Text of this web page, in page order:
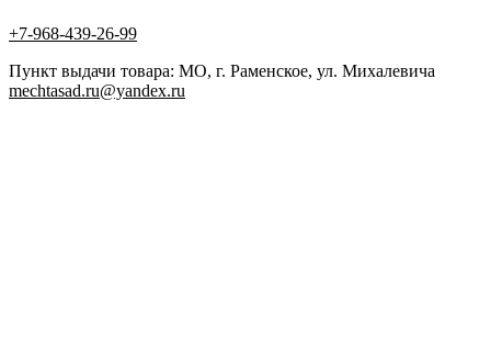
+7-968-439-26-99
Пункт выдачи товара: МО, г. Раменское, ул. Михалевича
mechtasad.ru@yandex.ru